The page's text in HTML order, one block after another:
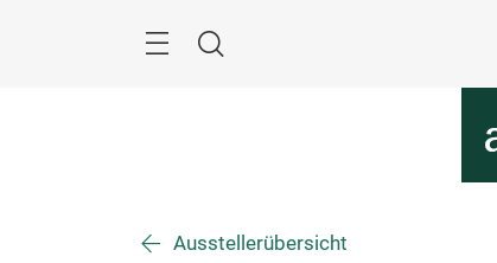
Suche
Ausstellerübersicht